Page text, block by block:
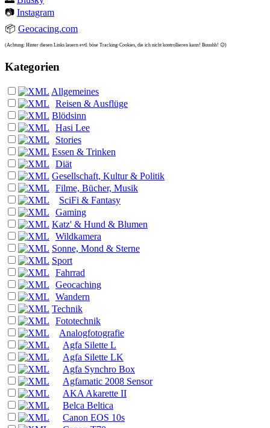
📷 Instagram
📦 Geocacing.com
(Achtung: Hinter diesen Links lauern evtl. böse Tracking-Cookies, die ich nicht kontrollieren kann! Buuuhh! 😉)
Kategorien
Allgemeines
Reisen & Ausflüge
Blödsinn
Hasi Lee
Stories
Essen & Trinken
Diät
Gesellschaft, Kultur & Politik
Filme, Bücher, Musik
SciFi & Fantasy
Gaming
Katz' & Hund & Blumen
Wildkamera
Sonne, Mond & Sterne
Sport
Fahrrad
Geocaching
Wandern
Technik
Fototechnik
Analogfotografie
Agfa Silette L
Agfa Silette LK
Agfa Synchro Box
Agfamatic 2008 Sensor
AKA Akarette II
Belca Beltica
Canon EOS 10s